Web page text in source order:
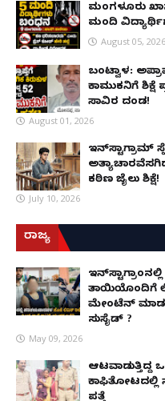
ಮಂಗಳೂರು
ಮಂದಿ
August 05, 2026
ಬಂಟ್ವಾಳ:
ಕಾಮುಕನಿಗೆ ಶಿಕ್ಷೆ
ಸಾವಿರ ದಂಡ!
August 01, 2026
ಇನ್‌ಸ್ಟಾಗ್ರಾಮ್
ಕಠಿಣ ಜೈಲು ಶಿಕ್ಷೆ!
July 10, 2026
ರಾಜ್ಯ
ತಾಯಿಯೊಂದಿಗೆ
ಮೇಂಟೆನ್
ಸುಸೈಡ್ ?
May 09, 2026
ಕಾಫಿತೋಟದಲ್ಲಿ